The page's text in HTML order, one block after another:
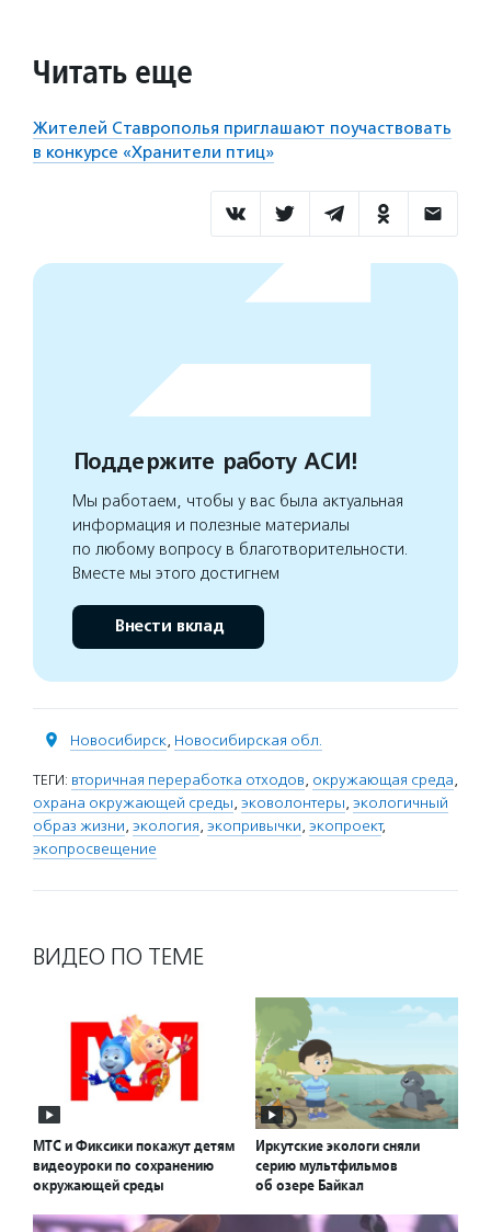
Читать еще
Жителей Ставрополья приглашают поучаствовать
в конкурсе «Хранители птиц»
Поддержите работу АСИ!
Мы работаем, чтобы у вас была актуальная
информация и полезные материалы
по любому вопросу в благотворительности.
Вместе мы этого достигнем
Внести вклад
Новосибирск, Новосибирская обл.
ТЕГИ: вторичная переработка отходов, окружающая среда,
охрана окружающей среды, эковолонтеры, экологичный
образ жизни, экология, экопривычки, экопроект,
экопросвещение
ВИДЕО ПО ТЕМЕ
МТС и Фиксики покажут детям
видеоуроки по сохранению
окружающей среды
Иркутские экологи сняли
серию мультфильмов
об озере Байкал